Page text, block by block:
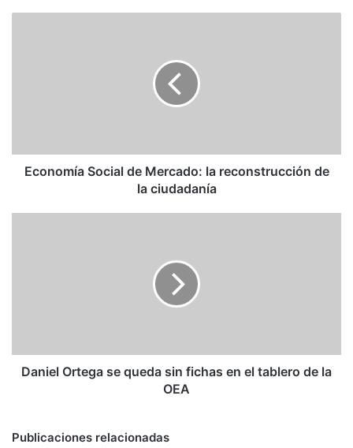
ciudadanía
Economía Social de Mercado: la reconstrucción de
la ciudadanía
tablero
deDaniel Ortega se queda sin fichas en el tablero de la
OEA
Publicaciones relacionadas